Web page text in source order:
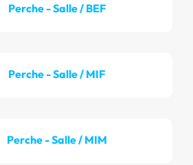
Perche - Salle / BEF
Perche - Salle / MIF
Perche - Salle / MIM